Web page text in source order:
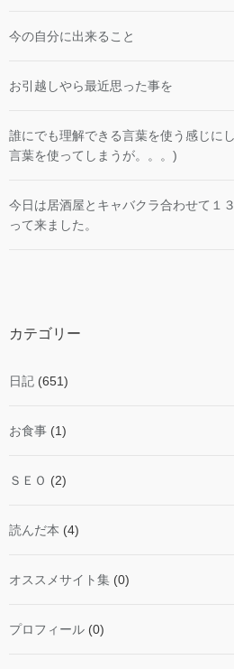
今の自分に出来ること
お引越しやら最近思った事を
誰にでも理解できる言葉を使う感じに
言葉を使ってしまうが。。。)
今日は居酒屋とキャバクラ合わせて１
って来ました。
カテゴリー
日記 (651)
お食事 (1)
ＳＥＯ (2)
読んだ本 (4)
オススメサイト集 (0)
プロフィール (0)